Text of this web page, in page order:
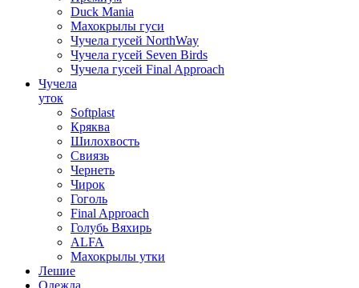
Duck Mania
Махокрылы гуси
Чучела гусей NorthWay
Чучела гусей Seven Birds
Чучела гусей Final Approach
Чучела
уток
Softplast
Кряква
Шилохвость
Свиязь
Чернеть
Чирок
Гоголь
Final Approach
Голубь Вяхирь
ALFA
Махокрылы утки
Лешие
Одежда